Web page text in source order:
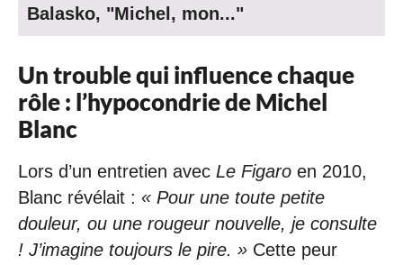
Balasko, "Michel, mon..."
Un trouble qui influence chaque
rôle : l’hypocondrie de Michel
Blanc
Lors d’un entretien avec Le Figaro en 2010,
Blanc révélait : « Pour une toute petite
douleur, ou une rougeur nouvelle, je consulte
! J’imagine toujours le pire. » Cette peur